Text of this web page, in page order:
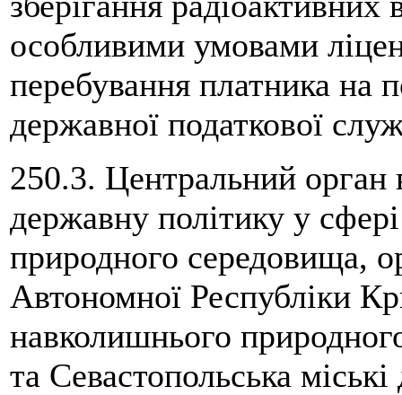
особливими умовами
перебування платника на
державної податкової
250.3. Центральний орган
державну політику у
природного середовища,
Автономної Республіки
навколишнього
та Севастопольська